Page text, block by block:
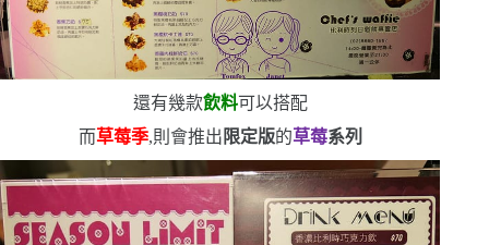
還有幾款飲料可以搭配
而草莓季,則會推出 限定版的草莓系列